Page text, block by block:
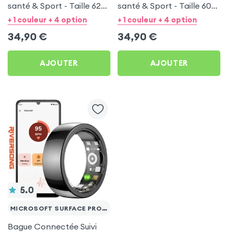
santé & Sport - Taille 62
Noir
+ 1 couleur + 4 option
34,90 €
AJOUTER
santé & Sport - Taille 60
Argent
+ 1 couleur + 4 option
34,90 €
AJOUTER
5.0
MICROSOFT SURFACE PRO 3
Bague Connectée Suivi